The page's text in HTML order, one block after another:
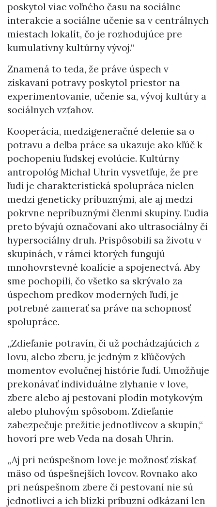
poskytol viac voľného času na sociálne
interakcie a sociálne učenie sa v centrálnych
miestach lokalít, čo je rozhodujúce pre
kumulatívny kultúrny vývoj.“
Znamená to teda, že práve úspech v
získavaní potravy poskytol priestor na
experimentovanie, učenie sa, vývoj kultúry a
sociálnych vzťahov.
Kooperácia, medzigeneračné delenie sa o
potravu a deľba práce sa ukazuje ako kľúč k
pochopeniu ľudskej evolúcie. Kultúrny
antropológ Michal Uhrin vysvetľuje, že pre
ľudí je charakteristická spolupráca nielen
medzi geneticky príbuznými, ale aj medzi
pokrvne nepríbuznými členmi skupiny. Ľudia
preto bývajú označovaní ako ultrasociálny či
hypersociálny druh. Prispôsobili sa životu v
skupinách, v rámci ktorých fungujú
mnohovrstevné koalície a spojenectvá. Aby
sme pochopili, čo všetko sa skrývalo za
úspechom predkov moderných ľudí, je
potrebné zamerať sa práve na schopnosť
spolupráce.
„Zdieľanie potravín, či už pochádzajúcich z
lovu, alebo zberu, je jedným z kľúčových
momentov evolučnej histórie ľudí. Umožňuje
prekonávať individuálne zlyhanie v love,
zbere alebo aj pestovaní plodín motykovým
alebo pluhovým spôsobom. Zdieľanie
zabezpečuje prežitie jednotlivcov a skupín,“
hovorí pre web Veda na dosah Uhrin.
„Aj pri neúspešnom love je možnosť získať
mäso od úspešnejších lovcov. Rovnako ako
pri neúspešnom zbere či pestovaní nie sú
jednotlivci a ich blízki príbuzní odkázaní len